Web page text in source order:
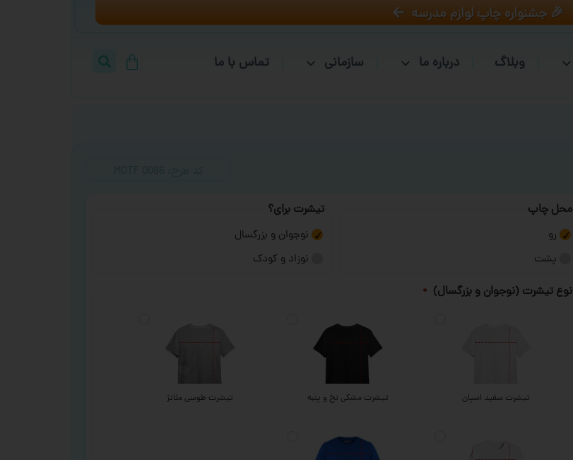
🎉 جشنواره چاپ لوازم مدرسه
وبلاگ درباره ما سازمانی تماس با ما
محل چاپ
رو
پشت
تیشرت برای؟
نوجوان و بزرگسال
نوزاد و کودک
نوع تیشرت (نوجوان و بزرگسال) *
تیشرت سفید اسپان تیشرت مشکی نخ و پنبه تیشرت طوسی ملانژ